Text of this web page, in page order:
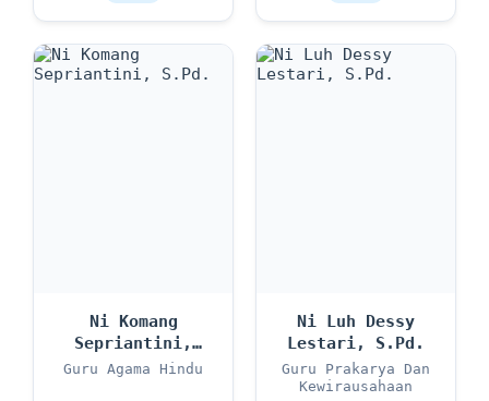
Ni Komang
Sepriantini,
S.Pd.
Guru Agama Hindu
Ni Luh Dessy
Lestari, S.Pd.
Guru Prakarya Dan
Kewirausahaan